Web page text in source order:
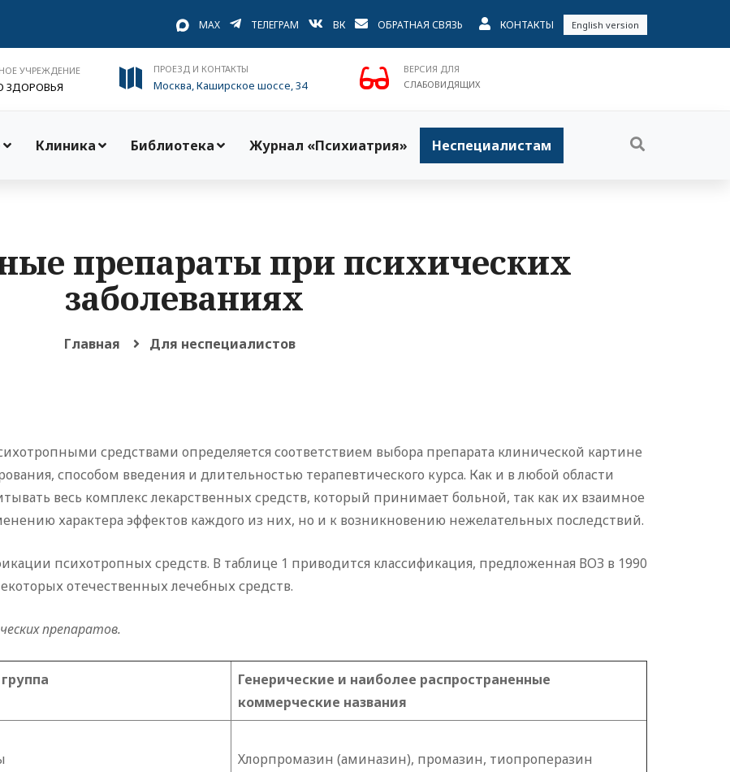
MAX ТЕЛЕГРАМ ВК ОБРАТНАЯ СВЯЗЬ КОНТАКТЫ English version
УЧРЕЖДЕНИЕ
ЗДОРОВЬЯ
ПРОЕЗД И КОНТАКТЫ
Москва, Каширское шоссе, 34
ВЕРСИЯ ДЛЯ
СЛАБОВИДЯЩИХ
Клиника Библиотека Журнал «Психиатрия» Неспециалистам
препараты при психических
заболеваниях
Главная Для неспециалистов
средствами определяется соответствием выбора препарата клинической картине
способом введения и длительностью терапевтического курса. Как и в любой области
весь комплекс лекарственных средств, который принимает больной, так как их взаимное
характера эффектов каждого из них, но и к возникновению нежелательных последствий.
психотропных средств. В таблице 1 приводится классификация, предложенная ВОЗ в 1990
отечественных лечебных средств.
препаратов.
Генерические и наиболее распространенные
коммерческие названия
Хлорпромазин (аминазин), промазин, тиопроперазин